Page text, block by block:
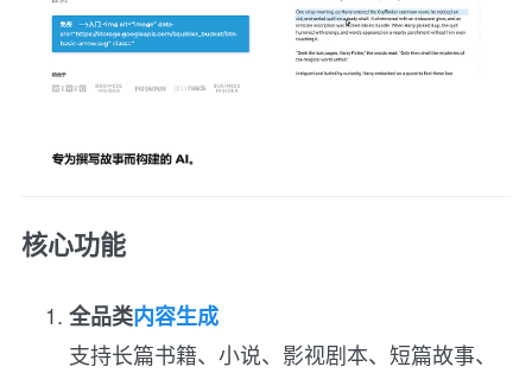
核心功能
全品类内容生成
支持长篇书籍、小说、影视剧本、短篇故事、